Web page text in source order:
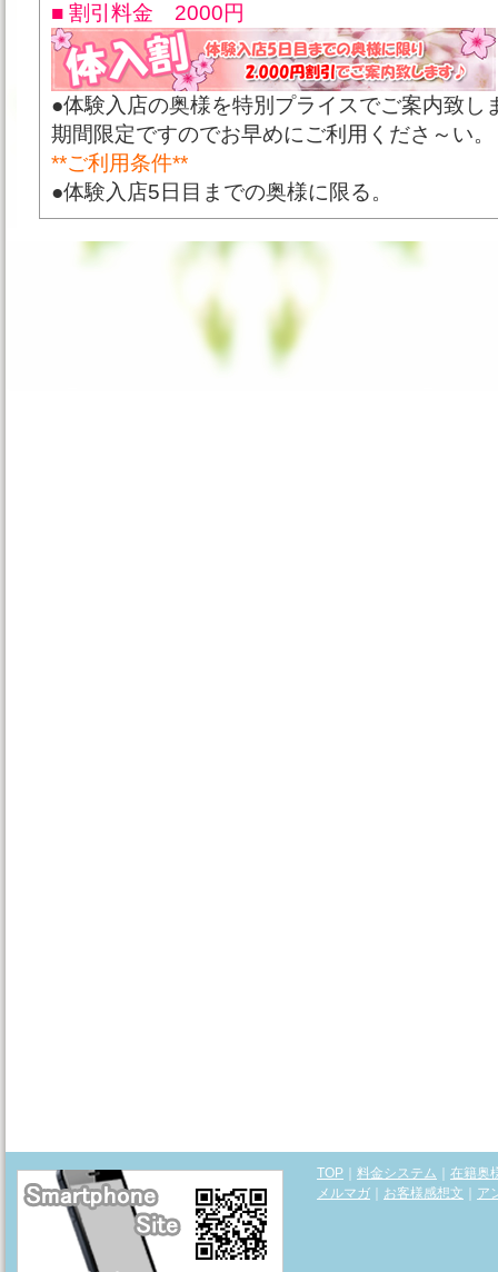
■ 割引料金 2000円
●体験入店の奥様を特別プライスでご案内致し
期間限定ですのでお早めにご利用くださ～い。
**ご利用条件**
●体験入店5日目までの奥様に限る。
TOP 料金システム
在籍奥
メルマガ
お客様感想文 ア